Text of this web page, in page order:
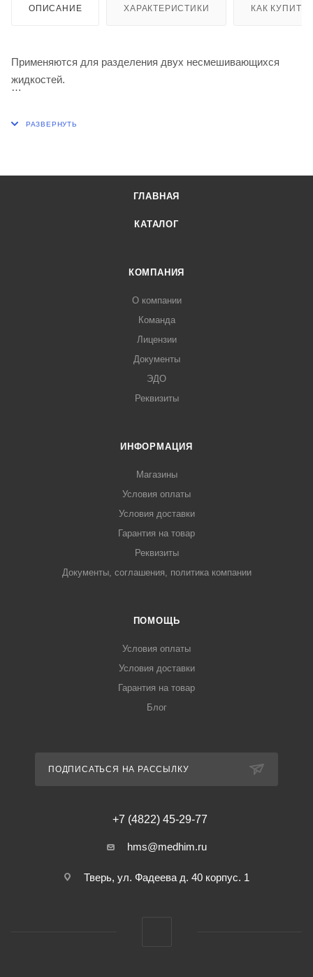
ОПИСАНИЕ ХАРАКТЕРИСТИКИ КАК КУПИТЬ
Применяются для разделения двух несмешивающихся
жидкостей.
ГЛАВНАЯ
КАТАЛОГ
КОМПАНИЯ
О компании
Команда
Лицензии
Документы
ЭДО
Реквизиты
ИНФОРМАЦИЯ
Магазины
Условия оплаты
Условия доставки
Гарантия на товар
Реквизиты
Документы, соглашения, политика компании
ПОМОЩЬ
Условия оплаты
Условия доставки
Гарантия на товар
Блог
ПОДПИСАТЬСЯ НА РАССЫЛКУ
+7 (4822) 45-29-77
hms@medhim.ru
Тверь, ул. Фадеева д. 40 корпус. 1